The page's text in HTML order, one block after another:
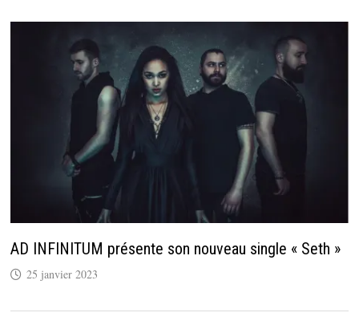
AD INFINITUM présente son nouveau single « Seth »
25 janvier 2023